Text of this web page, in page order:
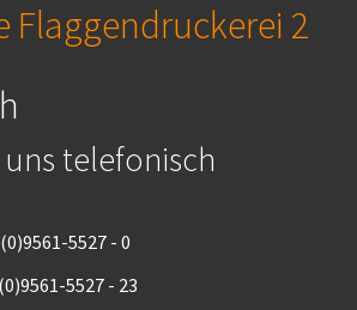
Flaggendruckerei 2
telefonisch
5527 - 0
5527 - 23